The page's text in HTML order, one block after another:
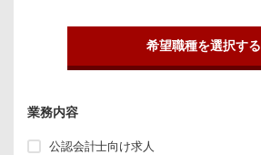
希望職種を選択する
業務内容
公認会計士向け求人